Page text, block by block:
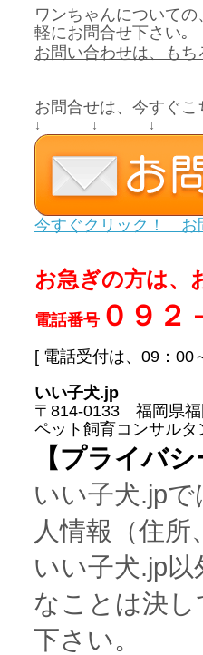
ワンちゃんについて
軽にお問合せ下さい｡
お問い合わせは、もち
お問合せは、今すぐ
↓ ↓ ↓
今すぐクリック！ お
お急ぎの方は、
電話番号 ０９２
[ 電話受付は、09：
いい子犬.jp
〒814-0133 福岡県福
ペット飼育コンサル
【プライバ
いい子犬.jp
人情報（住
いい子犬.jp
なことは決
下さい。